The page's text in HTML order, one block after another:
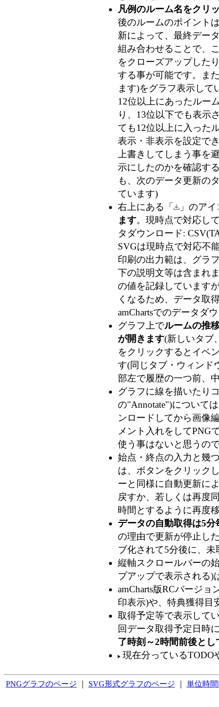
凡例のルーム名をクリ
後のルームのポイント
新によって、最終デー
組み合わせることで、
をクローズアップした
する事が可能です。ま
ます)をグラフ表示して
12位以上にあったルー
り、13位以下でも表示
ても12位以上に入った
表示・非表示を設定で
上書きしてしまう事を
示にしたのかを確認す
も、次のデータ更新の
ています)
右上にある「
」のアイ
ます。現時点で対応し
タダウンロード:
SVGは現時点で対応不
印刷の出力範は、グラ
下の説明文等は含まれ
の値を記録しています
くなるため、データ取
amChartsでのデータダ
グラフ上でルームの推
が開きます(新しいタブ
をクリックするとイベ
す(同じタブ・ウィンド
部左で履歴の一つ前、
グラフに線を描いたり
の"Annotate")について
ンロードしてから画像
メント入れをしてPNG
使う事はないと思うの
始点・終点の入力と幾
は、ボタンをクリック
ーと同様に自動更新に
戻すか、若しくは再度
時間とするように再度
データの自動取得は5分
の理由で更新が停止し
ブ化されて5分後に、
縦軸スクロールバーの
プアップで表示される)
amCharts版RCバージ
印表示)や、特典獲得目
取得予定等で表示して
回データ取得予定日時
了時刻～2時間前後と
現在分っているTODO
PNGグラフのページ SVG形式グラフのページ 単位時間